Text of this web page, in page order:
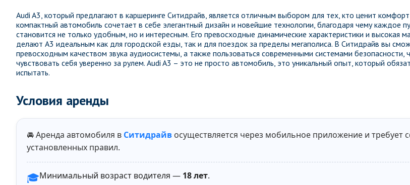
Audi A3, который предлагают в каршеринге Ситидрайв, является отличным выбором для тех, кто ценит комфорт
компактный автомобиль сочетает в себе элегантный дизайн и новейшие технологии, благодаря чему каждое
становится не только удобным, но и интересным. Его превосходные динамические характеристики и высокая
делают A3 идеальным как для городской езды, так и для поездок за пределы мегаполиса. В Ситидрайв вы
превосходным качеством звука аудиосистемы, а также пользоваться современными системами безопасности,
чувствовать себя уверенно за рулем. Audi A3 – это не просто автомобиль, это уникальный опыт, который
испытать.
Условия аренды
🚘 Аренда автомобиля в Ситидрайв осуществляется через мобильное приложение и требует
установленных правил.
🎓Минимальный возраст водителя — 18 лет.